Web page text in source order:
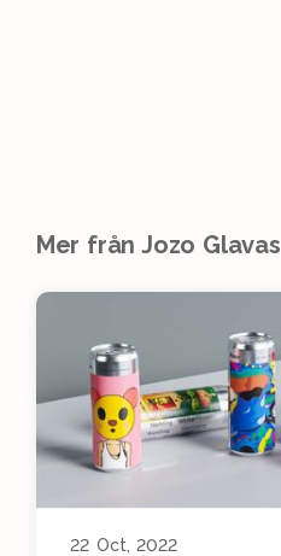
Mer från Jozo Glavas
22 Oct, 2022